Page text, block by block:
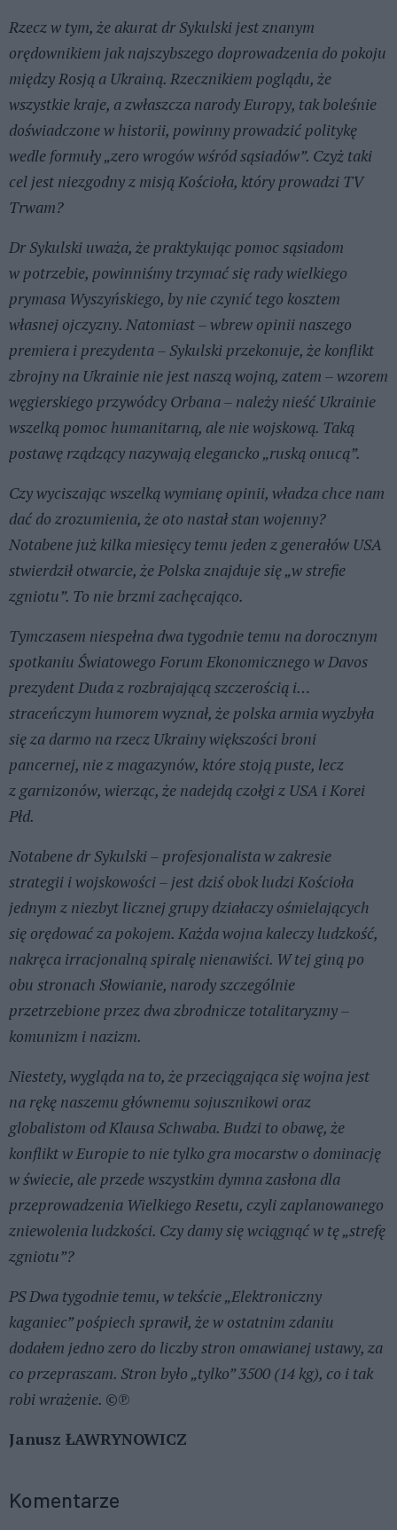
Rzecz w tym, że akurat dr Sykulski jest znanym
orędownikiem jak najszybszego doprowadzenia do pokoju
między Rosją a Ukrainą. Rzecznikiem poglądu, że
wszystkie kraje, a zwłaszcza narody Europy, tak boleśnie
doświadczone w historii, powinny prowadzić politykę
wedle formuły „zero wrogów wśród sąsiadów”. Czyż taki
cel jest niezgodny z misją Kościoła, który prowadzi TV
Trwam?
Dr Sykulski uważa, że praktykując pomoc sąsiadom
w potrzebie, powinniśmy trzymać się rady wielkiego
prymasa Wyszyńskiego, by nie czynić tego kosztem
własnej ojczyzny. Natomiast – wbrew opinii naszego
premiera i prezydenta – Sykulski przekonuje, że konflikt
zbrojny na Ukrainie nie jest naszą wojną, zatem – wzorem
węgierskiego przywódcy Orbana – należy nieść Ukrainie
wszelką pomoc humanitarną, ale nie wojskową. Taką
postawę rządzący nazywają elegancko „ruską onucą”.
Czy wyciszając wszelką wymianę opinii, władza chce nam
dać do zrozumienia, że oto nastał stan wojenny?
Notabene już kilka miesięcy temu jeden z generałów USA
stwierdził otwarcie, że Polska znajduje się „w strefie
zgniotu”. To nie brzmi zachęcająco.
Tymczasem niespełna dwa tygodnie temu na dorocznym
spotkaniu Światowego Forum Ekonomicznego w Davos
prezydent Duda z rozbrajającą szczerością i…
straceńczym humorem wyznał, że polska armia wyzbyła
się za darmo na rzecz Ukrainy większości broni
pancernej, nie z magazynów, które stoją puste, lecz
z garnizonów, wierząc, że nadejdą czołgi z USA i Korei
Płd.
Notabene dr Sykulski – profesjonalista w zakresie
strategii i wojskowości – jest dziś obok ludzi Kościoła
jednym z niezbyt licznej grupy działaczy ośmielających
się orędować za pokojem. Każda wojna kaleczy ludzkość,
nakręca irracjonalną spiralę nienawiści. W tej giną po
obu stronach Słowianie, narody szczególnie
przetrzebione przez dwa zbrodnicze totalitaryzmy –
komunizm i nazizm.
Niestety, wygląda na to, że przeciągająca się wojna jest
na rękę naszemu głównemu sojusznikowi oraz
globalistom od Klausa Schwaba. Budzi to obawę, że
konflikt w Europie to nie tylko gra mocarstw o dominację
w świecie, ale przede wszystkim dymna zasłona dla
przeprowadzenia Wielkiego Resetu, czyli zaplanowanego
zniewolenia ludzkości. Czy damy się wciągnąć w tę „strefę
zgniotu”?
PS Dwa tygodnie temu, w tekście „Elektroniczny
kaganiec” pośpiech sprawił, że w ostatnim zdaniu
dodałem jedno zero do liczby stron omawianej ustawy, za
co przepraszam. Stron było „tylko” 3500 (14 kg), co i tak
robi wrażenie. ©℗
Janusz ŁAWRYNOWICZ
Komentarze